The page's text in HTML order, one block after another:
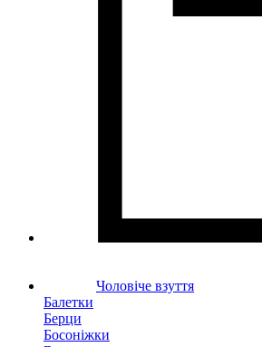
Чоловіче взуття
Балетки
Берци
Босоніжки